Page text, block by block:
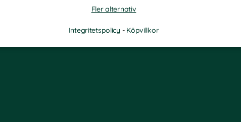
Fler alternativ
Integritetspolicy - Köpvillkor